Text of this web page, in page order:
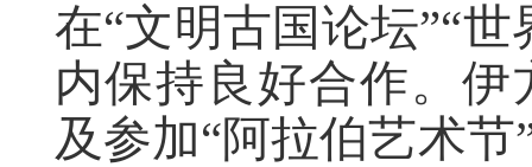
在“文明古国论坛”“
内保持良好合作。
及参加“阿拉伯艺术